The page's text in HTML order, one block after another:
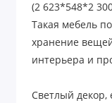
(2 623*548*2
Такая мебель
хранение
интерьера и
Светлый декор,